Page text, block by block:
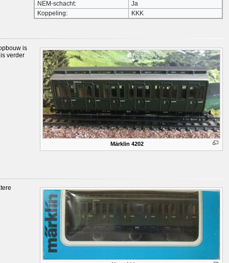
NEM-schacht:
Ja
Koppeling:
KKK
Märklin 4202
is
verder